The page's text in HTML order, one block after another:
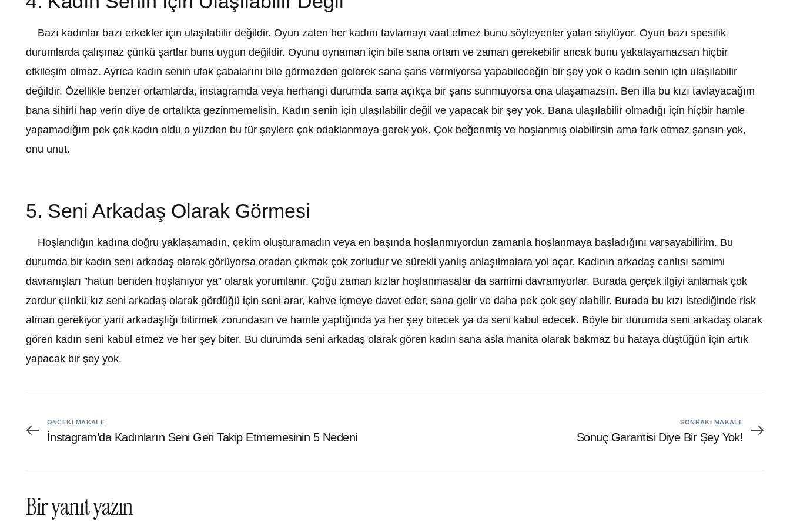
Bazı kadınlar bazı erkekler için ulaşılabilir değildir. Oyun zaten her kadını tavlamayı vaat etmez bunu söyleyenler yalan söylüyor. Oyun bazı spesifik
durumlarda çalışmaz çünkü şartlar buna uygun değildir. Oyunu oynaman için bile sana ortam ve zaman gerekebilir ancak bunu yakalayamazsan hiçbir
etkileşim olmaz. Ayrıca kadın senin ufak çabalarını bile görmezden gelerek sana şans vermiyorsa yapabileceğin bir şey yok o kadın senin için ulaşılabilir
değildir. Özellikle benzer ortamlarda, instagramda veya herhangi durumda sana açıkça bir şans sunmuyorsa ona ulaşamazsın. Ben illa bu kızı tavlayacağım
bana sihirli hap verin diye de ortalıkta gezinmemelisin. Kadın senin için ulaşılabilir değil ve yapacak bir şey yok. Bana ulaşılabilir olmadığı için hiçbir hamle
yapamadığım pek çok kadın oldu o yüzden bu tür şeylere çok odaklanmaya gerek yok. Çok beğenmiş ve hoşlanmış olabilirsin ama fark etmez şansın yok,
onu unut.
5. Seni Arkadaş Olarak Görmesi
Hoşlandığın kadına doğru yaklaşamadın, çekim oluşturamadın veya en başında hoşlanmıyordun zamanla hoşlanmaya başladığını varsayabilirim. Bu
durumda bir kadın seni arkadaş olarak görüyorsa oradan çıkmak çok zorludur ve sürekli yanlış anlaşılmalara yol açar. Kadının arkadaş canlısı samimi
davranışları ”hatun benden hoşlanıyor ya” olarak yorumlanır. Çoğu zaman kızlar hoşlanmasalar da samimi davranıyorlar. Burada gerçek ilgiyi anlamak çok
zordur çünkü kız seni arkadaş olarak gördüğü için seni arar, kahve içmeye davet eder, sana gelir ve daha pek çok şey olabilir. Burada bu kızı istediğinde risk
alman gerekiyor yani arkadaşlığı bitirmek zorundasın ve hamle yaptığında ya her şey bitecek ya da seni kabul edecek. Böyle bir durumda seni arkadaş olarak
gören kadın seni kabul etmez ve her şey biter. Bu durumda seni arkadaş olarak gören kadın sana asla manita olarak bakmaz bu hataya düştüğün için artık
yapacak bir şey yok.
ÖNCEKI MAKALE
İnstagram’da Kadınların Seni Geri Takip Etmemesinin 5 Nedeni
SONRAKI MAKALE
Sonuç Garantisi Diye Bir Şey Yok!
Bir yanıt yazın